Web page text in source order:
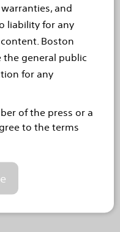
and
liability for any
Boston
the general public
for any
of the press or a
to the terms
(Belgio, Bulgaria,
Italia, Lituania,
Bassi, Portogallo,
e Ungheria), la
il pubblico non
operatore sanitario,
poiché le
non essere
di residenza. Se
declinerà ogni
alle